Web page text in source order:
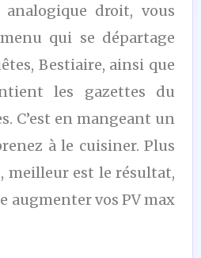
droit, vous
qui se départage
Bestiaire, ainsi que
les gazettes du
C’est en mangeant un
à le cuisiner. Plus
meilleur est le résultat,
augmenter vos PV max